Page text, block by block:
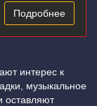
Подробнее
интерес к
музыкальное
оставляют